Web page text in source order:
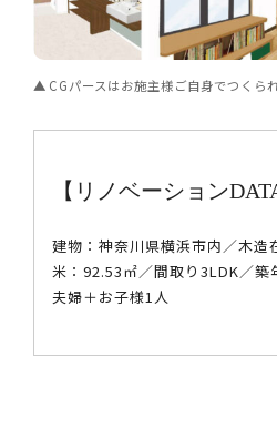
CGパースはお施主様ご自身でつくら
【リノベーション
建物：神奈川県横浜市内／木
米：92.53㎡／間取り3LDK／築
夫婦＋お子様1人